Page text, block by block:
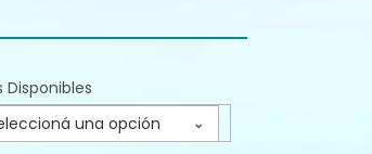
Disponibles
una opción